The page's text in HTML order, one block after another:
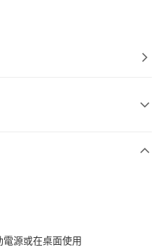
源或在桌面使用